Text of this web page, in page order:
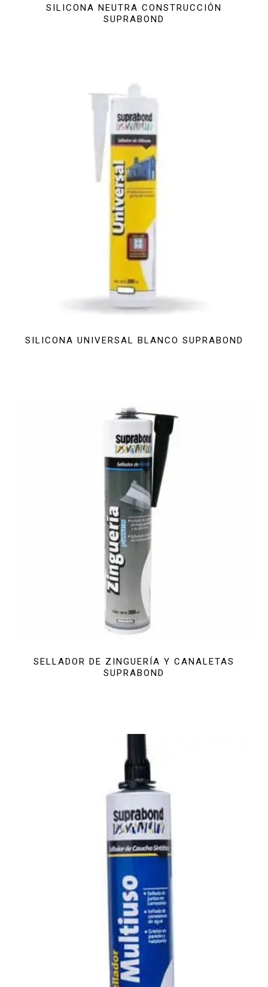
SILICONA NEUTRA CONSTRUCCIÓN
SUPRABOND
SILICONA UNIVERSAL BLANCO SUPRABOND
SELLADOR DE ZINGUERÍA Y CANALETAS
SUPRABOND